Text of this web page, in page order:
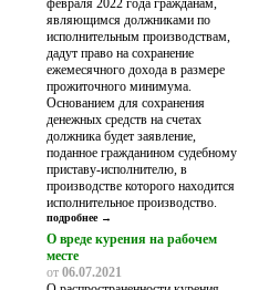
февраля 2022 года гражданам,
являющимся должниками по
исполнительным производствам,
дадут право на сохранение
ежемесячного дохода в размере
прожиточного минимума.
Основанием для сохранения
денежных средств на счетах
должника будет заявление,
поданное гражданином судебному
приставу-исполнителю, в
производстве которого находится
исполнительное производство.
подробнее →
О вреде курения на рабочем
месте
от 06.07.2021